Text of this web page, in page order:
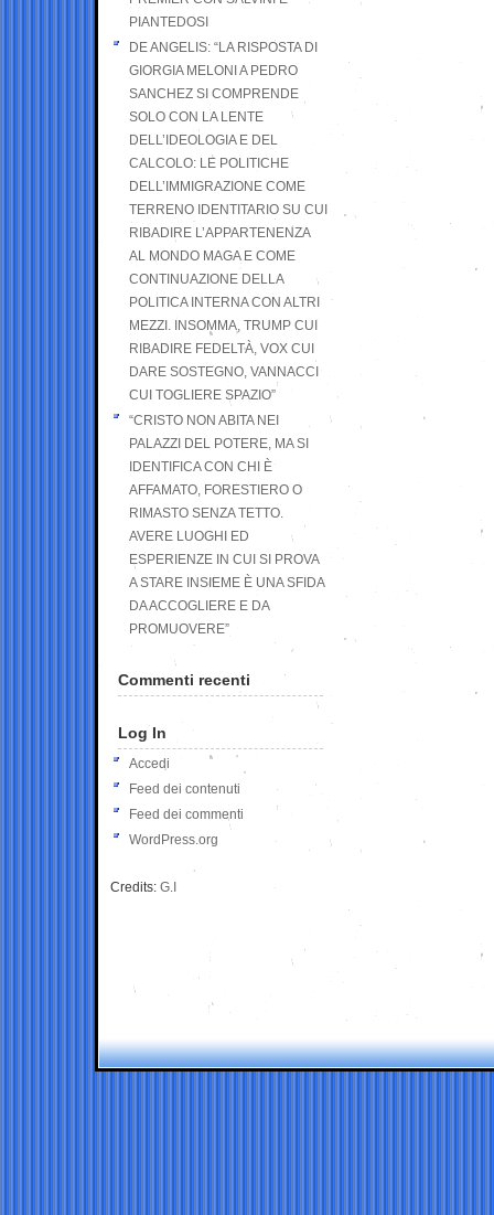
PIANTEDOSI
DE ANGELIS: “LA RISPOSTA DI
GIORGIA MELONI A PEDRO
SANCHEZ SI COMPRENDE
SOLO CON LA LENTE
DELL’IDEOLOGIA E DEL
CALCOLO: LE POLITICHE
DELL’IMMIGRAZIONE COME
TERRENO IDENTITARIO SU CUI
RIBADIRE L’APPARTENENZA
AL MONDO MAGA E COME
CONTINUAZIONE DELLA
POLITICA INTERNA CON ALTRI
MEZZI. INSOMMA, TRUMP CUI
RIBADIRE FEDELTÀ, VOX CUI
DARE SOSTEGNO, VANNACCI
CUI TOGLIERE SPAZIO”
“CRISTO NON ABITA NEI
PALAZZI DEL POTERE, MA SI
IDENTIFICA CON CHI È
AFFAMATO, FORESTIERO O
RIMASTO SENZA TETTO.
AVERE LUOGHI ED
ESPERIENZE IN CUI SI PROVA
A STARE INSIEME È UNA SFIDA
DA ACCOGLIERE E DA
PROMUOVERE”
Commenti recenti
Log In
Accedi
Feed dei contenuti
Feed dei commenti
WordPress.org
Credits: G.I